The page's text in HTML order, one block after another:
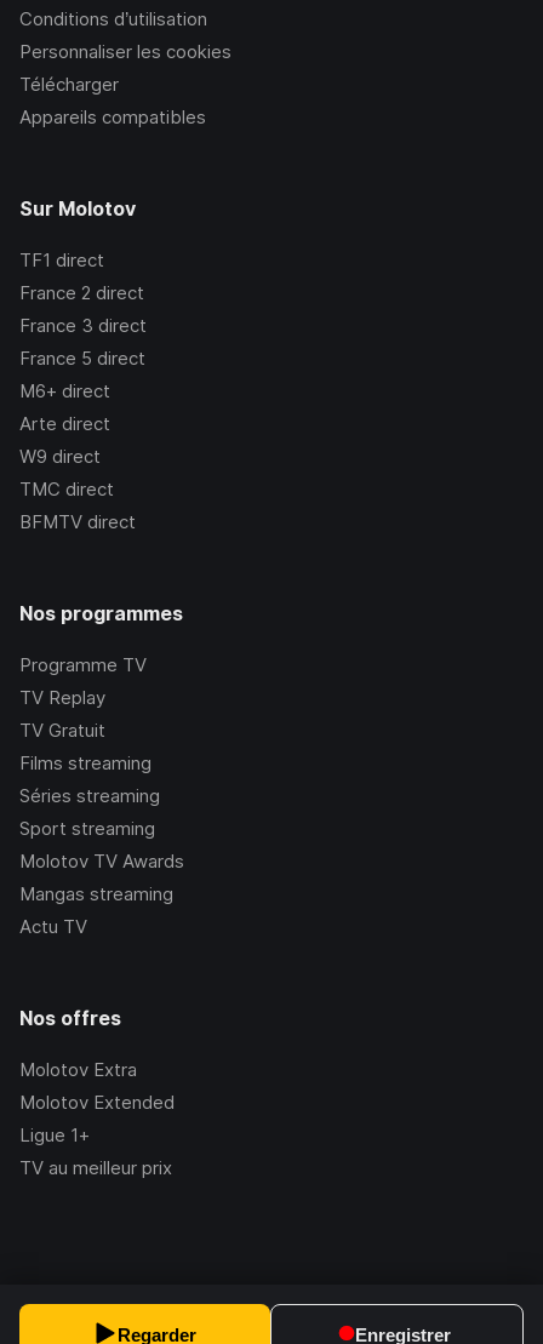
Regarder Enregistrer
Conditions d’utilisation
Personnaliser les cookies
Télécharger
Appareils compatibles
Sur Molotov
TF1 direct
France 2 direct
France 3 direct
France 5 direct
M6+ direct
Arte direct
W9 direct
TMC direct
BFMTV direct
Nos programmes
Programme TV
TV Replay
TV Gratuit
Films streaming
Séries streaming
Sport streaming
Molotov TV Awards
Mangas streaming
Actu TV
Nos offres
Molotov Extra
Molotov Extended
Ligue 1+
TV au meilleur prix
2.228.1